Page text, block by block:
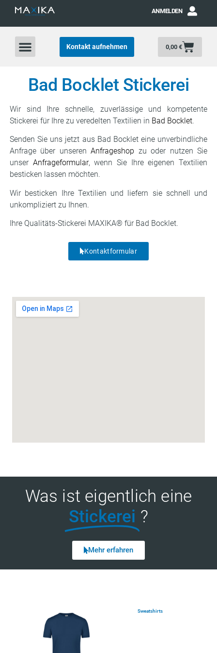
ANMELDEN
Kontakt aufnehmen 0,00 €
Bad Bocklet Stickerei
Wir sind Ihre schnelle, zuverlässige und kompetente
Stickerei für Ihre zu veredelten Textilien in Bad Bocklet.
Senden Sie uns jetzt aus Bad Bocklet eine unverbindliche
Anfrage über unserenAnfrageshop zu oder nutzen Sie
unser Anfrageformular, wenn Sie Ihre eigenen Textilien
besticken lassen möchten.
Wir besticken Ihre Textilien und liefern sie schnell und
unkompliziert zu Ihnen.
Ihre Qualitäts-Stickerei MAXIKA® für Bad Bocklet.
Kontaktformular
Was ist eigentlich eine
Stickerei ?
Mehr erfahren
Sweatshirts